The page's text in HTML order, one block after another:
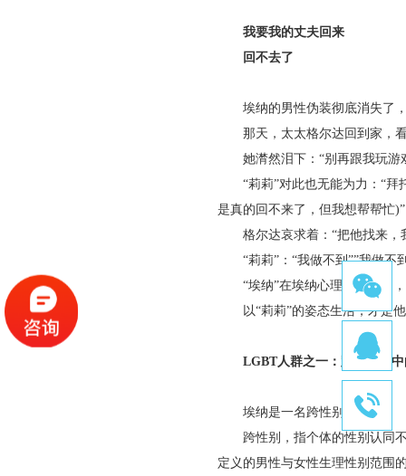
我要我的丈夫回来
回不去了
埃纳的男性伪装彻底消失了，
那天，太太格尔达回到家，看
她潸然泪下：“别再跟我玩游
“莉莉”对此也无能为力：“拜
是真的回不来了，但我想帮帮忙)”
格尔达哀求着：“把他找来，我
“莉莉”：“我做不到””我做不
“埃纳”在埃纳心理上消失了，
以“莉莉”的姿态生活，才是他
LGBT人群之一：跨性别者
埃纳是一名跨性别者。
跨性别，指个体的性别认同不
定义的男性与女性生理性别范围